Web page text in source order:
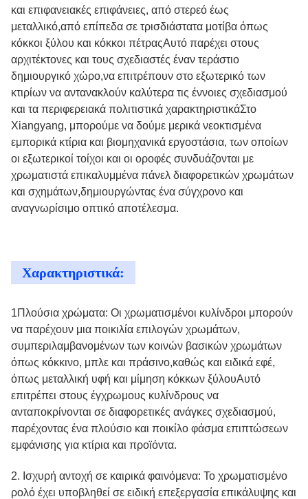
και επιφανειακές επιφάνειες, από στερεό έως
μεταλλικό,από επίπεδα σε τρισδιάστατα μοτίβα όπως
κόκκοι ξύλου και κόκκοι πέτραςΑυτό παρέχει στους
αρχιτέκτονες και τους σχεδιαστές έναν τεράστιο
δημιουργικό χώρο,να επιτρέπουν στο εξωτερικό των
κτιρίων να αντανακλούν καλύτερα τις έννοιες σχεδιασμού
και τα περιφερειακά πολιτιστικά χαρακτηριστικάΣτο
Xiangyang, μπορούμε να δούμε μερικά νεοκτισμένα
εμπορικά κτίρια και βιομηχανικά εργοστάσια, των οποίων
οι εξωτερικοί τοίχοι και οι οροφές συνδυάζονται με
χρωματιστά επικαλυμμένα πάνελ διαφορετικών χρωμάτων
και σχημάτων,δημιουργώντας ένα σύγχρονο και
αναγνωρίσιμο οπτικό αποτέλεσμα.
Χαρακτηριστικά:
1Πλούσια χρώματα: Οι χρωματισμένοι κυλίνδροι μπορούν
να παρέχουν μια ποικιλία επιλογών χρωμάτων,
συμπεριλαμβανομένων των κοινών βασικών χρωμάτων
όπως κόκκινο, μπλε και πράσινο,καθώς και ειδικά εφέ,
όπως μεταλλική υφή και μίμηση κόκκων ξύλουΑυτό
επιτρέπει στους έγχρωμους κυλίνδρους να
ανταποκρίνονται σε διαφορετικές ανάγκες σχεδιασμού,
παρέχοντας ένα πλούσιο και ποικίλο φάσμα επιπτώσεων
εμφάνισης για κτίρια και προϊόντα.
2. Ισχυρή αντοχή σε καιρικά φαινόμενα: Το χρωματισμένο
ρολό έχει υποβληθεί σε ειδική επεξεργασία επικάλυψης και